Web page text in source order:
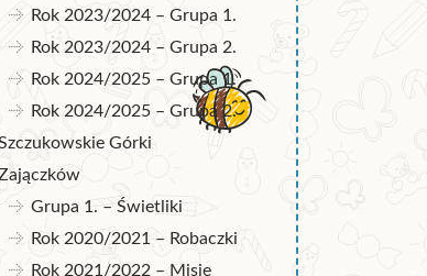
Rok 2023/2024 – Grupa 1.
Rok 2023/2024 – Grupa 2.
Rok 2024/2025 – Grupa 1.
Rok 2024/2025 – Grupa 2.
Górki
Grupa 1. – Świetliki
Rok 2020/2021 – Robaczki
Rok 2021/2022 – Misie